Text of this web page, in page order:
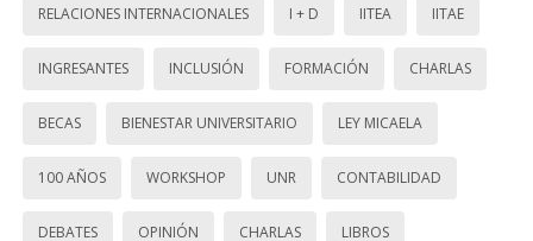
RELACIONES INTERNACIONALES I + D IITEA IITAE
INGRESANTES INCLUSIÓN FORMACIÓN CHARLAS
BECAS BIENESTAR UNIVERSITARIO LEY MICAELA
100 AÑOS WORKSHOP UNR CONTABILIDAD
DEBATES OPINIÓN CHARLAS LIBROS